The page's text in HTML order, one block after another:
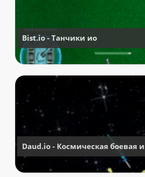
Bist.io - Танчики ио
Daud.io - Космическая боевая